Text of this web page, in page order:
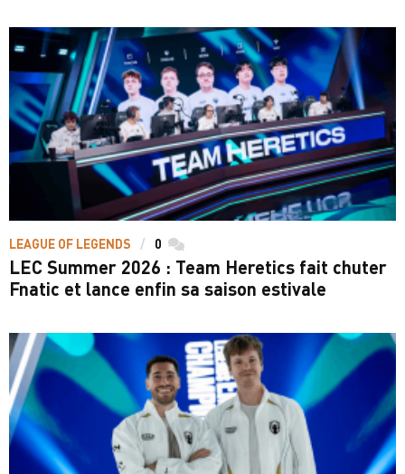
LEAGUE OF LEGENDS 0 commentaires
LEC Summer 2026 : Team Heretics fait chuter
Fnatic et lance enfin sa saison estivale